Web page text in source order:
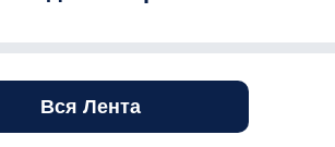
Вся Лента